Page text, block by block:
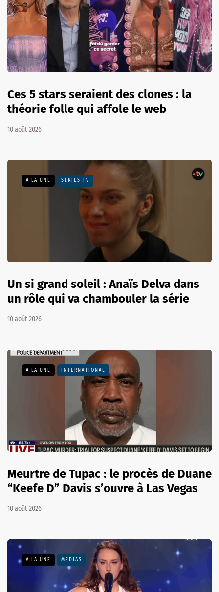
Ces 5 stars seraient des clones : la
théorie folle qui affole le web
10 août 2026
A LA UNE SÉRIES TV
Un si grand soleil : Anaïs Delva dans
un rôle qui va chambouler la série
10 août 2026
A LA UNE INTERNATIONAL
Meurtre de Tupac : le procès de Duane
“Keefe D” Davis s’ouvre à Las Vegas
10 août 2026
A LA UNE MÉDIAS